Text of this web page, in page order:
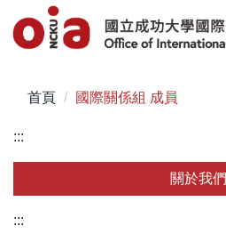
到
區
首頁 國際關係組 成員
:::
關於我們
:::